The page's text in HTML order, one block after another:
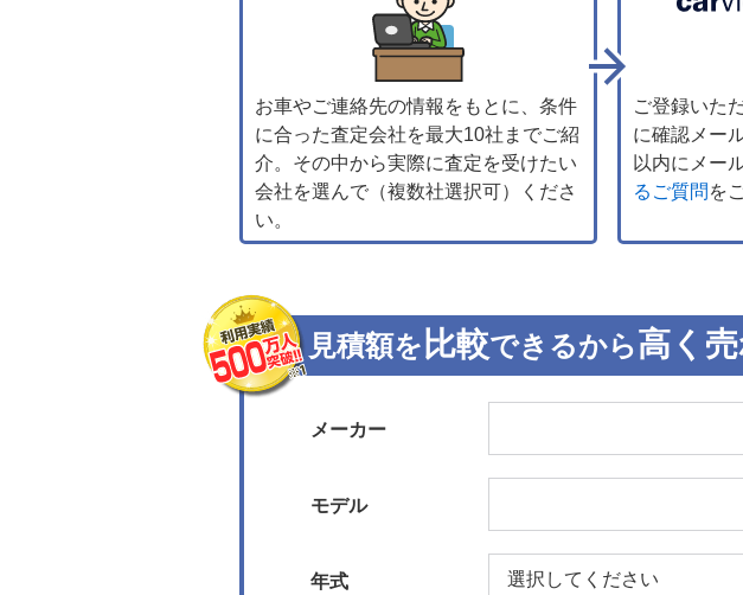
お車やご連絡先の情報をもとに、条件
に合った査定会社を最大10社までご紹
介。その中から実際に査定を受けたい
会社を選んで（複数社選択可）くださ
い。
ご登録いた
に確認メー
以内にメー
るご質問 を
見積額を 比較できるから高く売
メーカー
モデル
年式